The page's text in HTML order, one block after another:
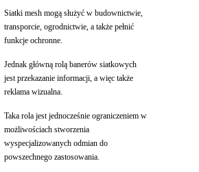
Siatki mesh mogą służyć w budownictwie,
transporcie, ogrodnictwie, a także pełnić
funkcje ochronne.
Jednak główną rolą banerów siatkowych
jest przekazanie informacji, a więc także
reklama wizualna.
Taka rola jest jednocześnie ograniczeniem w
możliwościach stworzenia
wyspecjalizowanych odmian do
powszechnego zastosowania.